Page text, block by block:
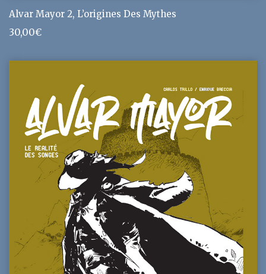
Alvar Mayor 2, L’origines Des Mythes
30,00€